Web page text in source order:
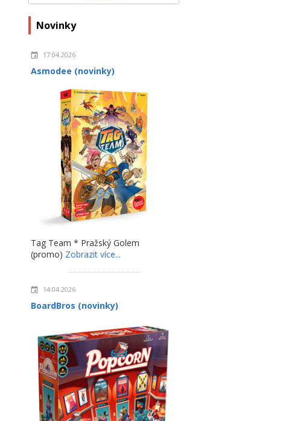
Novinky
17.04.2026
Asmodee (novinky)
Tag Team * Pražský Golem
(promo) Zobrazit více...
14.04.2026
BoardBros (novinky)